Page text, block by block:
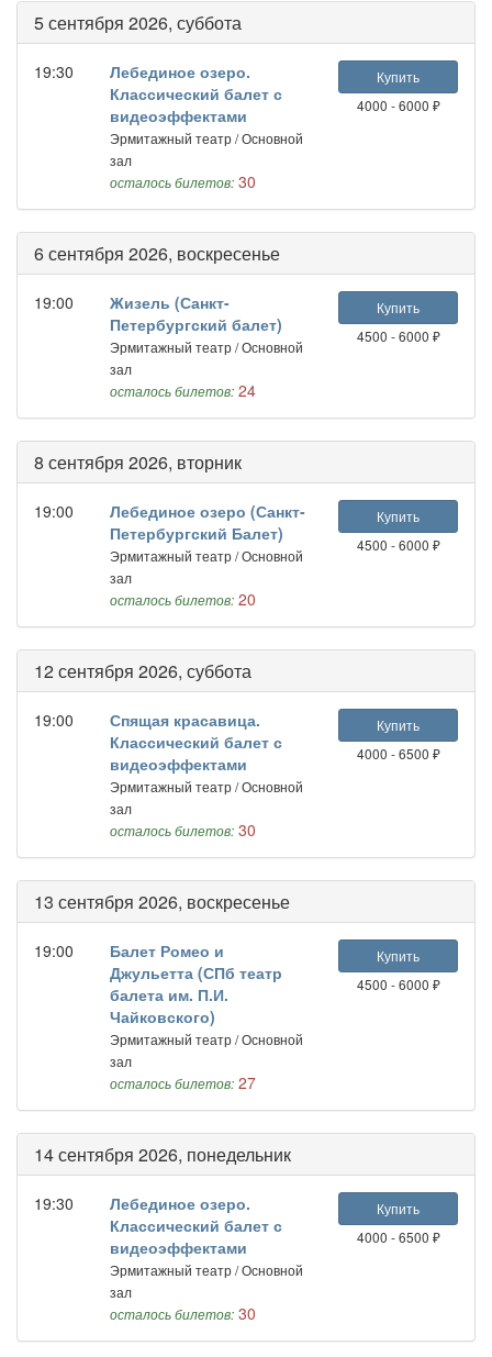
5 сентября 2026, суббота
19:30
Лебединое озеро.
Классический балет с
видеоэффектами
Эрмитажный театр / Основной
зал
осталось билетов: 30
Купить
4000 - 6000 ₽
6 сентября 2026, воскресенье
19:00
Жизель (Санкт-
Петербургский балет)
Эрмитажный театр / Основной
зал
осталось билетов: 24
Купить
4500 - 6000 ₽
8 сентября 2026, вторник
19:00
Лебединое озеро (Санкт-
Петербургский Балет)
Эрмитажный театр / Основной
зал
осталось билетов: 20
Купить
4500 - 6000 ₽
12 сентября 2026, суббота
19:00
Спящая красавица.
Классический балет с
видеоэффектами
Эрмитажный театр / Основной
зал
осталось билетов: 30
Купить
4000 - 6500 ₽
13 сентября 2026, воскресенье
19:00
Балет Ромео и
Джульетта (СПб театр
балета им. П.И.
Чайковского)
Эрмитажный театр / Основной
зал
осталось билетов: 27
Купить
4500 - 6000 ₽
14 сентября 2026, понедельник
19:30
Лебединое озеро.
Классический балет с
видеоэффектами
Эрмитажный театр / Основной
зал
осталось билетов: 30
Купить
4000 - 6500 ₽